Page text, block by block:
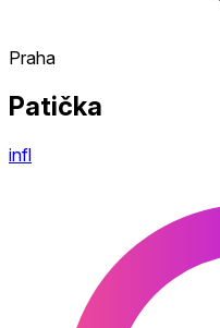
Praha
Patička
infl